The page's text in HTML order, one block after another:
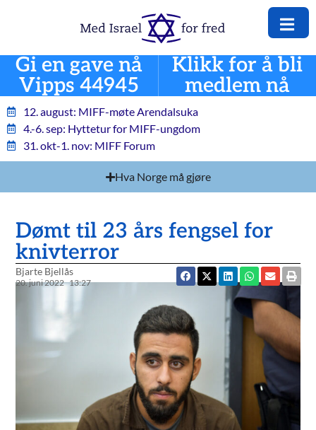
Gi en gave nå
Vipps 44945
Klikk for å bli
medlem nå
12. august: MIFF-møte Arendalsuka
4.-6. sep: Hyttetur for MIFF-ungdom
31. okt-1. nov: MIFF Forum
Hva Norge må gjøre
Dømt til 23 års fengsel for
knivterror
Bjarte Bjellås
20. juni 2022 13:27